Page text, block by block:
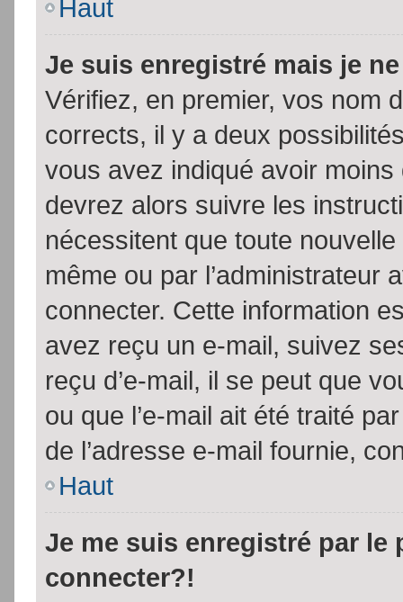
Haut
Je suis enregistré mais je
Vérifiez, en premier, vos nom
corrects, il y a deux
vous avez indiqué avoir
devrez alors suivre les
nécessitent que toute
même ou par l’administrateur
connecter. Cette information
avez reçu un e-mail, suivez
reçu d’e-mail, il se peut que
ou que l’e-mail ait été traité
de l’adresse e-mail fournie,
Haut
Je me suis enregistré par le
connecter?!